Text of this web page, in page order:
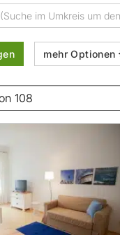
mehr Optionen
108